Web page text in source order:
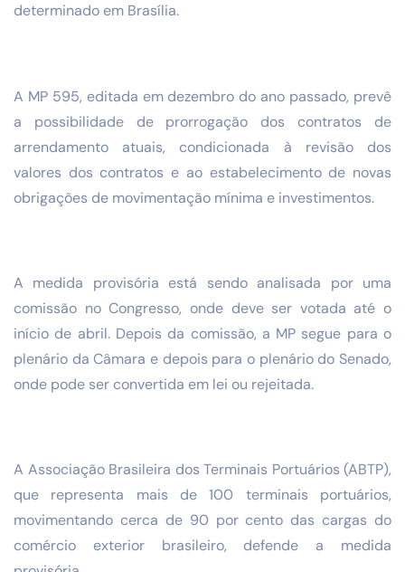
determinado em Brasília.
A MP 595, editada em dezembro do ano passado, prevê
a possibilidade de prorrogação dos contratos de
arrendamento atuais, condicionada à revisão dos
valores dos contratos e ao estabelecimento de novas
obrigações de movimentação mínima e investimentos.
A medida provisória está sendo analisada por uma
comissão no Congresso, onde deve ser votada até o
início de abril. Depois da comissão, a MP segue para o
plenário da Câmara e depois para o plenário do Senado,
onde pode ser convertida em lei ou rejeitada.
A Associação Brasileira dos Terminais Portuários (ABTP),
que representa mais de 100 terminais portuários,
movimentando cerca de 90 por cento das cargas do
comércio exterior brasileiro, defende a medida